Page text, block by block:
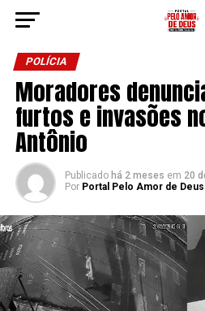
POLÍCIA
Moradores
furtos e invasões
Antônio
Publicado há 2 meses em 20
Por Portal Pelo Amor de Deus